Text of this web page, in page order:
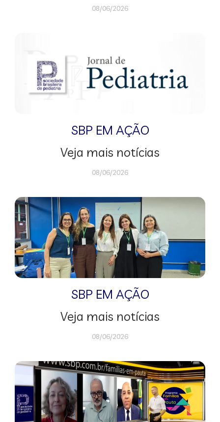
08/06/2026
SBP EM AÇÃO
Veja mais notícias
08/06/2026
SBP EM AÇÃO
Veja mais notícias
08/06/2026